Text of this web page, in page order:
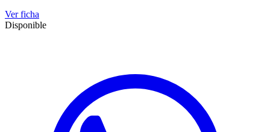
Ver ficha
Disponible